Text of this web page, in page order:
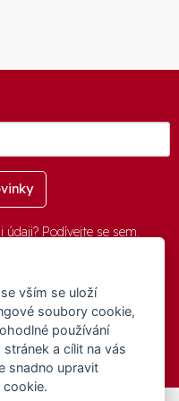
Podívejte se sem
Obec Oznice. Software:
. Číslo Licence: 74274001
údajů,Přístupnost
vším se uloží
soubory cookie,
používání
a cílit na vás
snadno upravit
cookie.